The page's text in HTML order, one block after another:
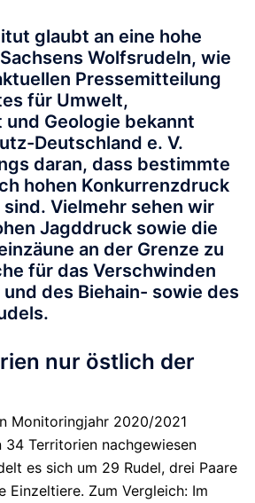
glaubt an eine hohe
Wolfsrudeln, wie
Pressemitteilung
für Umwelt,
Geologie bekannt
Deutschland e. V.
daran, dass bestimmte
hohen Konkurrenzdruck
Vielmehr sehen wir
Jagddruck sowie die
an der Grenze zu
für das Verschwinden
des Biehain- sowie des
nur östlich der
Monitoringjahr 2020/2021
34 Territorien nachgewiesen
es sich um 29 Rudel, drei Paare
Einzeltiere. Zum Vergleich: Im